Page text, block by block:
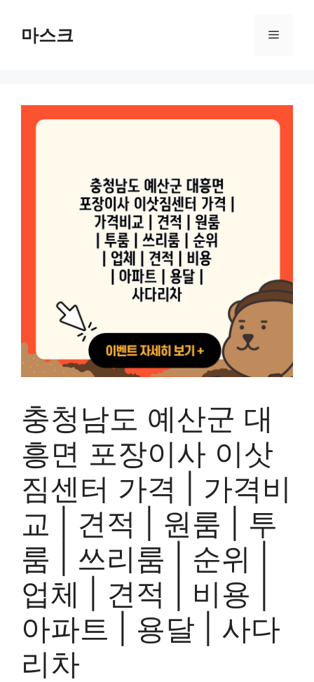
마스크 메
충청남도 예산군 대
흥면 포장이사 이삿
짐센터 가격 | 가격비
교 | 견적 | 원룸 | 투
룸 | 쓰리룸 | 순위 |
업체 | 견적 | 비용 |
아파트 | 용달 | 사다
리차